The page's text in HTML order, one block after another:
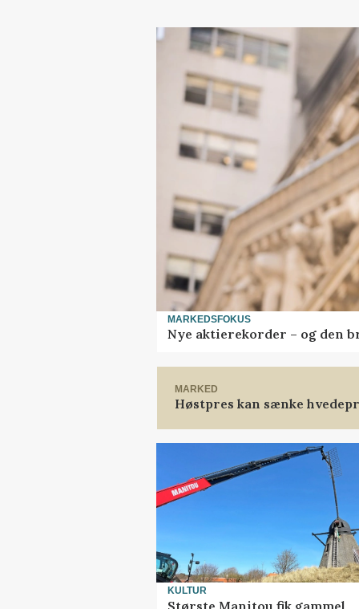
MARKEDSFOKUS
Nye aktierekorder – og den
MARKED
Høstpres kan sænke
KULTUR
Største Manitou fik gammel